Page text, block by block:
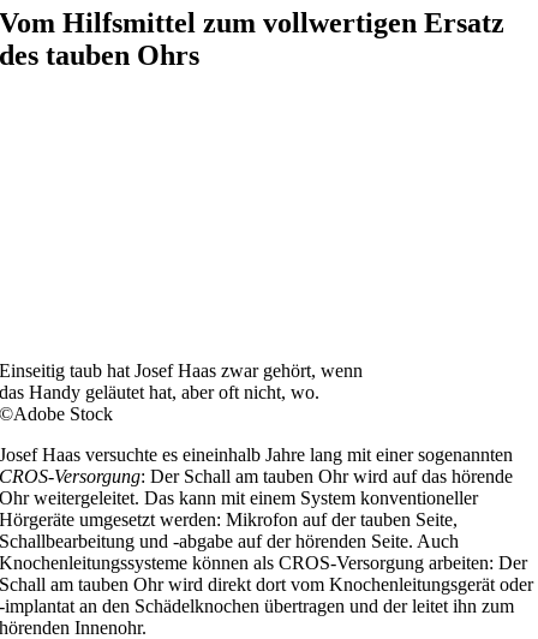
Vom Hilfsmittel zum vollwertigen Ersatz
des tauben Ohrs
Einseitig taub hat Josef Haas zwar gehört, wenn
das Handy geläutet hat, aber oft nicht, wo.
©Adobe Stock
Josef Haas versuchte es eineinhalb Jahre lang mit einer sogenannten
CROS-Versorgung: Der Schall am tauben Ohr wird auf das hörende
Ohr weitergeleitet. Das kann mit einem System konventioneller
Hörgeräte umgesetzt werden: Mikrofon auf der tauben Seite,
Schallbearbeitung und -abgabe auf der hörenden Seite. Auch
Knochenleitungssysteme können als CROS-Versorgung arbeiten: Der
Schall am tauben Ohr wird direkt dort vom Knochenleitungsgerät oder
-implantat an den Schädelknochen übertragen und der leitet ihn zum
hörenden Innenohr.